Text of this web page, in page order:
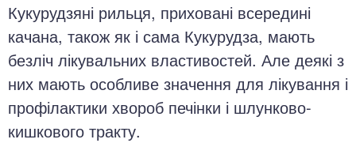
Кукурудзяні рильця, приховані всередині
качана, також як і сама Кукурудза, мають
безліч лікувальних властивостей. Але деякі з
них мають особливе значення для лікування і
профілактики хвороб печінки і шлунково-
кишкового тракту.